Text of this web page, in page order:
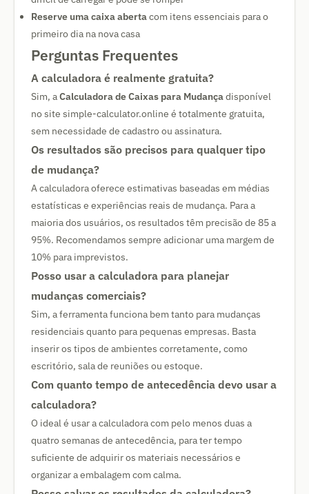
Reserve uma caixa abertacom itens essenciais para o
primeiro dia na nova casa
Perguntas Frequentes
A calculadora é realmente gratuita?
Sim, aCalculadora de Caixas para Mudançadisponível
no site simple-calculator.online é totalmente gratuita,
sem necessidade de cadastro ou assinatura.
Os resultados são precisos para qualquer tipo
de mudança?
A calculadora oferece estimativas baseadas em médias
estatísticas e experiências reais de mudança. Para a
maioria dos usuários, os resultados têm precisão de 85 a
95%. Recomendamos sempre adicionar uma margem de
10% para imprevistos.
Posso usar a calculadora para planejar
mudanças comerciais?
Sim, a ferramenta funciona bem tanto para mudanças
residenciais quanto para pequenas empresas. Basta
inserir os tipos de ambientes corretamente, como
escritório, sala de reuniões ou estoque.
Com quanto tempo de antecedência devo usar a
calculadora?
O ideal é usar a calculadora com pelo menos duas a
quatro semanas de antecedência, para ter tempo
suficiente de adquirir os materiais necessários e
organizar a embalagem com calma.